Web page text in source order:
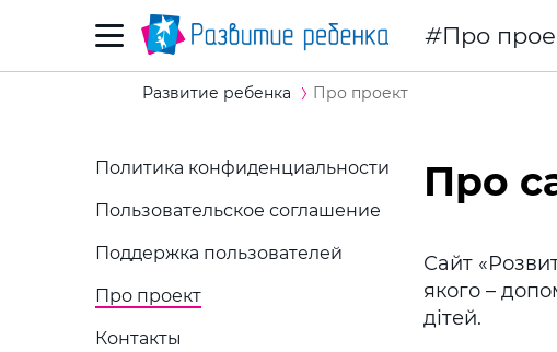
Про
Развитие ребенка Про проект
Политика конфиденциальности
Пользовательское соглашение
Поддержка пользователей
Про проект
Контакты
Про
Сайт
якого –
дітей.